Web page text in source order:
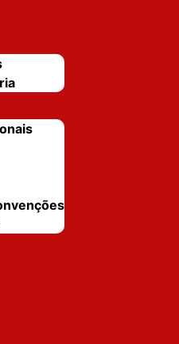
a 65ª
da